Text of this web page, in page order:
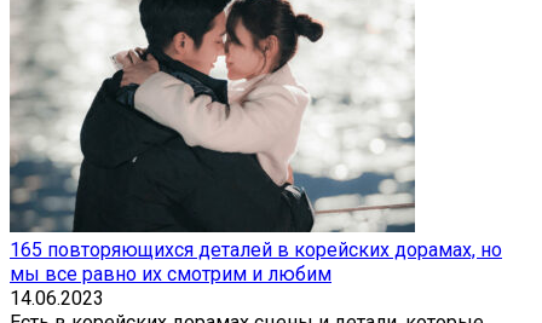
165 повторяющихся деталей в корейских дорамах, но
мы все равно их смотрим и любим
14.06.2023